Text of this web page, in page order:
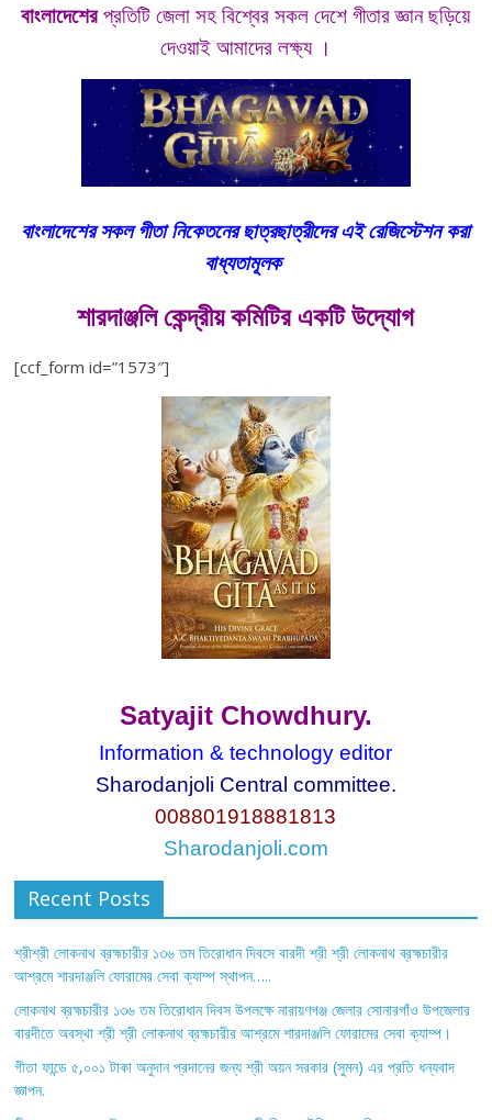
বাংলাদেশেরপ্রতিটি জেলা সহ বিশ্বের সকল দেশে গীতার জ্ঞান ছড়িয়ে
দেওয়াই আমাদের লক্ষ্য ।
বাংলাদেশের সকল গীতা নিকেতনের ছাত্রছাত্রীদের এই রেজিস্টেশন করা
বাধ্যতামূলক
শারদাঞ্জলি কেন্দ্রীয় কমিটির একটি উদ্যোগ
[ccf_form id=”1573″]
Satyajit Chowdhury.
Information & technology editor
Sharodanjoli Central committee.
008801918881813
Sharodanjoli.com
Recent Posts
শ্রীশ্রী লোকনাথ ব্রহ্মচারীর ১৩৬ তম তিরোধান দিবসে বারদী শ্রী শ্রী লোকনাথ ব্রহ্মচারীর
আশ্রমে শারদাঞ্জলি ফোরামের সেবা ক্যাম্প স্থাপন…..
লোকনাথ ব্রহ্মচারীর ১৩৬ তম তিরোধান দিবস উপলক্ষে নারায়ণগঞ্জ জেলার সোনারগাঁও উপজেলার
বারদীতে অবস্থা শ্রী শ্রী লোকনাথ ব্রহ্মচারীর আশ্রমে শারদাঞ্জলি ফোরামের সেবা ক্যাম্প।
গীতা ফান্ডে ৫,০০১ টাকা অনুদান প্রদানের জন্য শ্রী অয়ন সরকার (সুমন) এর প্রতি ধন্যবাদ
জ্ঞাপন.